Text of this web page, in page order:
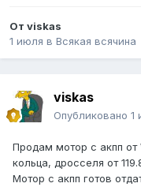
От viskas
1 июля в Всякая всячина
viskas
Опубликовано 1
Продам мотор с акпп от
кольца, дросселя от
Мотор с акпп готов